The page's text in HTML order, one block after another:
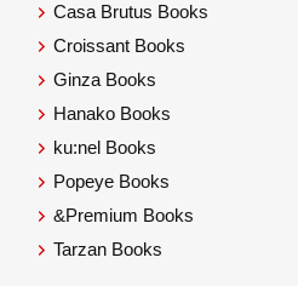
Casa Brutus Books
Croissant Books
Ginza Books
Hanako Books
ku:nel Books
Popeye Books
&Premium Books
Tarzan Books